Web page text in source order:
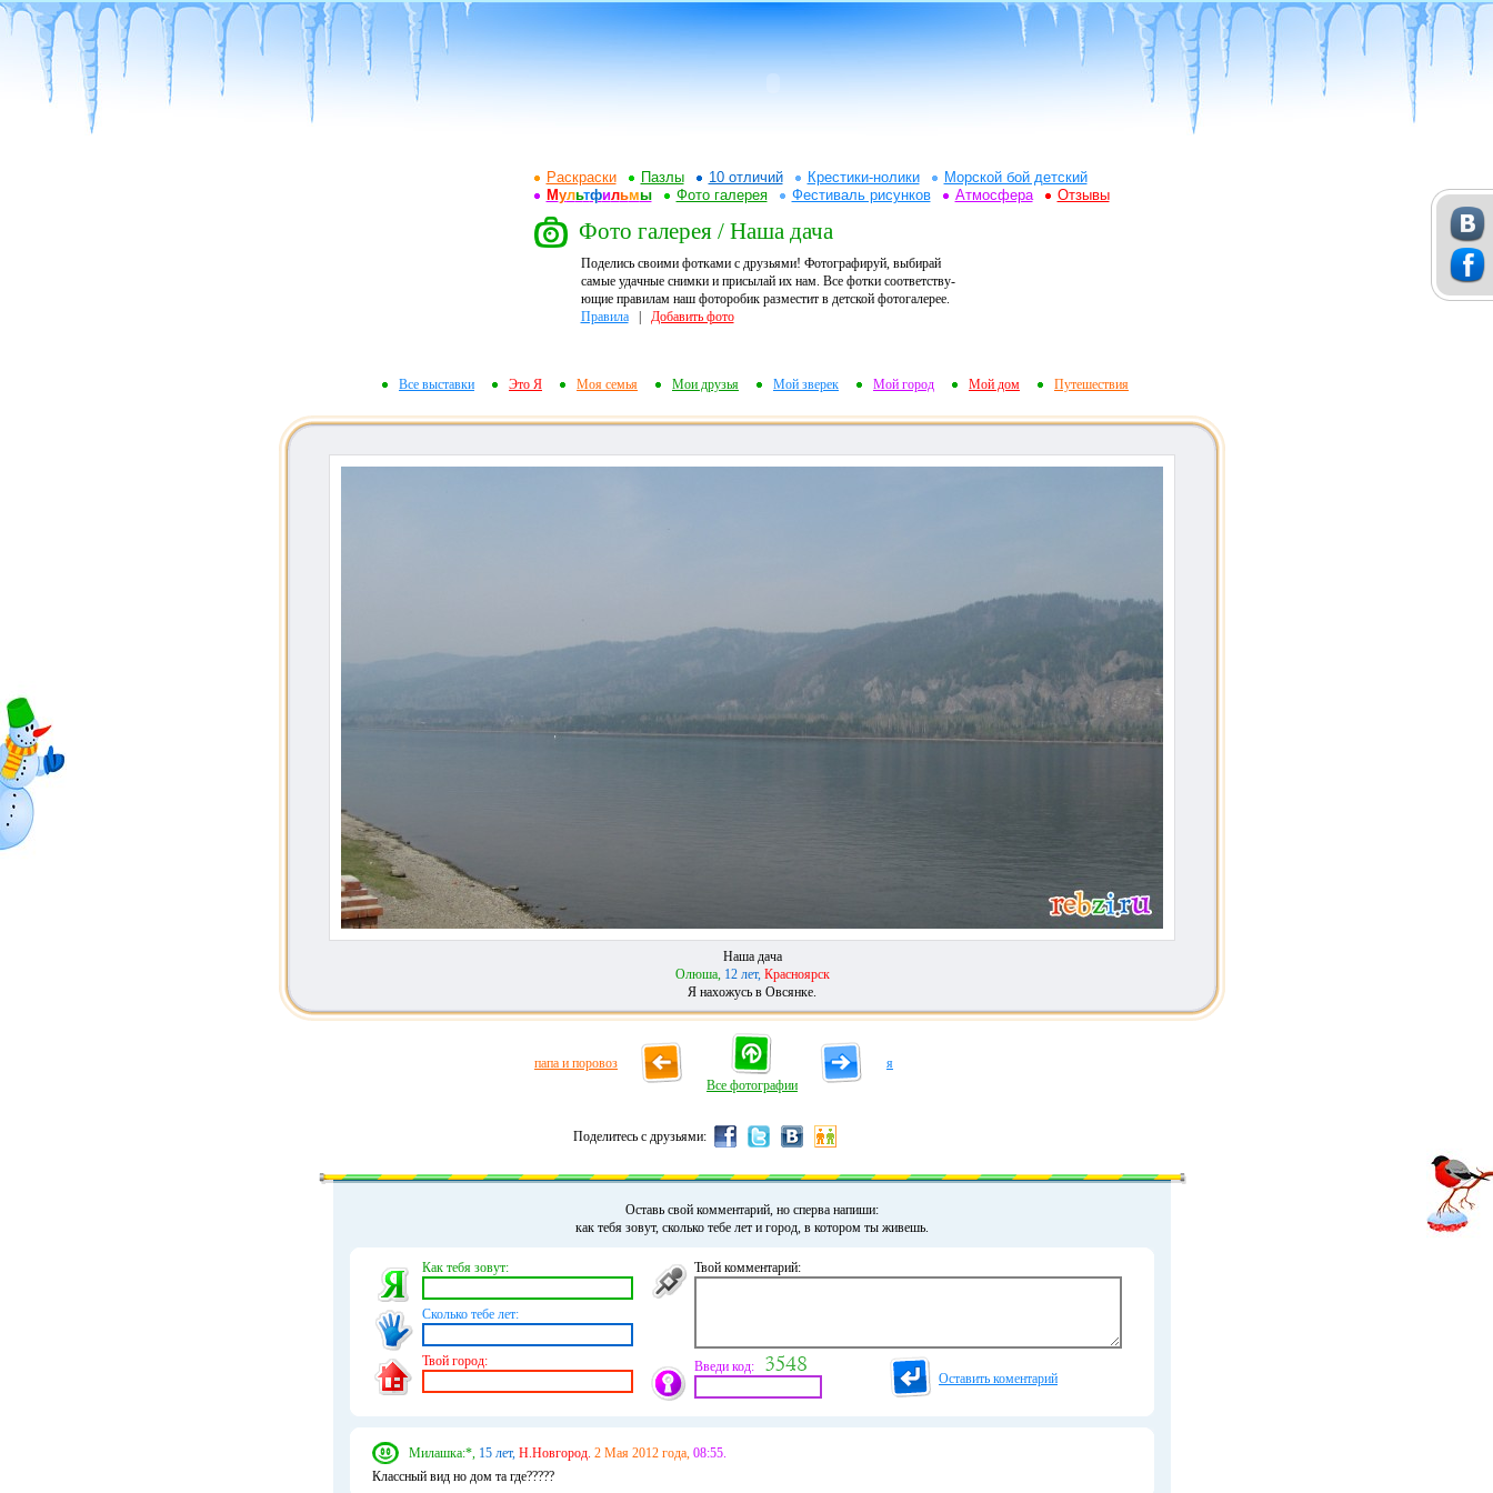
Раскраски Пазлы 10 отличий Крестики-нолики
Морской бой детский
Мультфильмы Фото галерея Фестиваль рисунков Атмосфера Отзывы
Фото галерея / Наша дача
Поделись своими фотками с друзьями! Фотографируй, выбирай
самые удачные снимки и присылай их нам. Все фотки соответству-
ющие правилам наш фоторобик разместит в детской фотогалерее.
Правила| Добавить фото
Все выставки Это Я Моя семья Мои друзья Мой зверек Мой город Мой дом Путешествия
Наша дача
Олюша, 12 лет, Красноярск
Я нахожусь в Овсянке.
папа и поровоз
Все фотографии
я
Поделитесь с друзьями:
Оставь свой комментарий, но сперва напиши:
как тебя зовут, сколько тебе лет и город, в котором ты живешь.
Как тебя зовут:
Сколько тебе лет:
Твой город:
Твой комментарий:
Введи код:
Оставить коментарий
Милашка:*, 15 лет, Н.Новгород. 2 Мая 2012 года, 08:55.
Классный вид но дом та где?????